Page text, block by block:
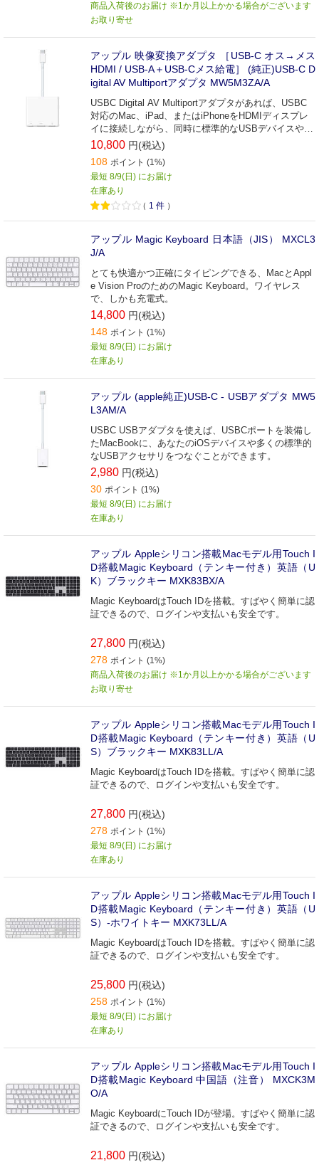
商品入荷後のお届け ※1か月以上かかる場合がございます
お取り寄せ
アップル 映像変換アダプタ ［USB-C オス→メス
HDMI / USB-A＋USB-Cメス給電］ (純正)USB-C D
igital AV Multiportアダプタ MW5M3ZA/A
USBC Digital AV Multiportアダプタがあれば、USBC
対応のMac、iPad、またはiPhoneをHDMIディスプレ
イに接続しながら、同時に標準的なUSBデバイスやU
SBC充電ケーブルをつなぐことができます。
10,800 円(税込)
108 ポイント (1%)
最短 8/9(日) にお届け
在庫あり
（ 1 件 ）
アップル Magic Keyboard 日本語（JIS） MXCL3
J/A
とても快適かつ正確にタイピングできる、MacとAppl
e Vision ProのためのMagic Keyboard。ワイヤレス
で、しかも充電式。
14,800 円(税込)
148 ポイント (1%)
最短 8/9(日) にお届け
在庫あり
アップル (apple純正)USB-C - USBアダプタ MW5
L3AM/A
USBC USBアダプタを使えば、USBCポートを装備し
たMacBookに、あなたのiOSデバイスや多くの標準的
なUSBアクセサリをつなぐことができます。
2,980 円(税込)
30 ポイント (1%)
最短 8/9(日) にお届け
在庫あり
アップル Appleシリコン搭載Macモデル用Touch I
D搭載Magic Keyboard（テンキー付き）英語（U
K）ブラックキー MXK83BX/A
Magic KeyboardはTouch IDを搭載。すばやく簡単に認
証できるので、ログインや支払いも安全です。
27,800 円(税込)
278 ポイント (1%)
商品入荷後のお届け ※1か月以上かかる場合がございます
お取り寄せ
アップル Appleシリコン搭載Macモデル用Touch I
D搭載Magic Keyboard（テンキー付き）英語（U
S）ブラックキー MXK83LL/A
Magic KeyboardはTouch IDを搭載。すばやく簡単に認
証できるので、ログインや支払いも安全です。
27,800 円(税込)
278 ポイント (1%)
最短 8/9(日) にお届け
在庫あり
アップル Appleシリコン搭載Macモデル用Touch I
D搭載Magic Keyboard（テンキー付き）英語（U
S）-ホワイトキー MXK73LL/A
Magic KeyboardはTouch IDを搭載。すばやく簡単に認
証できるので、ログインや支払いも安全です。
25,800 円(税込)
258 ポイント (1%)
最短 8/9(日) にお届け
在庫あり
アップル Appleシリコン搭載Macモデル用Touch I
D搭載Magic Keyboard 中国語（注音） MXCK3M
O/A
Magic KeyboardにTouch IDが登場。すばやく簡単に認
証できるので、ログインや支払いも安全です。
21,800 円(税込)